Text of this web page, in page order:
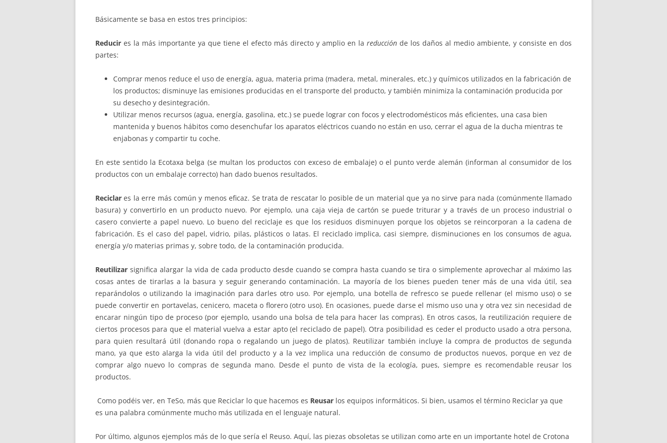
Básicamente se basa en estos tres principios:
Reducir es la más importante ya que tiene el efecto más directo y amplio en la reducción de los daños al medio ambiente, y consiste en dos
partes:
Comprar menos reduce el uso de energía, agua, materia prima (madera, metal, minerales, etc.) y químicos utilizados en la fabricación de
los productos; disminuye las emisiones producidas en el transporte del producto, y también minimiza la contaminación producida por
su desecho y desintegración.
Utilizar menos recursos (agua, energía, gasolina, etc.) se puede lograr con focos y electrodomésticos más eficientes, una casa bien
mantenida y buenos hábitos como desenchufar los aparatos eléctricos cuando no están en uso, cerrar el agua de la ducha mientras te
enjabonas y compartir tu coche.
En este sentido la Ecotaxa belga (se multan los productos con exceso de embalaje) o el punto verde alemán (informan al consumidor de los
productos con un embalaje correcto) han dado buenos resultados.
Reciclar es la erre más común y menos eficaz. Se trata de rescatar lo posible de un material que ya no sirve para nada (comúnmente llamado
basura) y convertirlo en un producto nuevo. Por ejemplo, una caja vieja de cartón se puede triturar y a través de un proceso industrial o
casero convierte a papel nuevo. Lo bueno del reciclaje es que los residuos disminuyen porque los objetos se reincorporan a la cadena de
fabricación. Es el caso del papel, vidrio, pilas, plásticos o latas. El reciclado implica, casi siempre, disminuciones en los consumos de agua,
energía y/o materias primas y, sobre todo, de la contaminación producida.
Reutilizar significa alargar la vida de cada producto desde cuando se compra hasta cuando se tira o simplemente aprovechar al máximo las
cosas antes de tirarlas a la basura y seguir generando contaminación. La mayoría de los bienes pueden tener más de una vida útil, sea
reparándolos o utilizando la imaginación para darles otro uso. Por ejemplo, una botella de refresco se puede rellenar (el mismo uso) o se
puede convertir en portavelas, cenicero, maceta o florero (otro uso). En ocasiones, puede darse el mismo uso una y otra vez sin necesidad de
encarar ningún tipo de proceso (por ejemplo, usando una bolsa de tela para hacer las compras). En otros casos, la reutilización requiere de
ciertos procesos para que el material vuelva a estar apto (el reciclado de papel). Otra posibilidad es ceder el producto usado a otra persona,
para quien resultará útil (donando ropa o regalando un juego de platos). Reutilizar también incluye la compra de productos de segunda
mano, ya que esto alarga la vida útil del producto y a la vez implica una reducción de consumo de productos nuevos, porque en vez de
comprar algo nuevo lo compras de segunda mano. Desde el punto de vista de la ecología, pues, siempre es recomendable reusar los
productos.
Como podéis ver, en TeSo, más que Reciclar lo que hacemos es Reusar los equipos informáticos. Si bien, usamos el término Reciclar ya que
es una palabra comúnmente mucho más utilizada en el lenguaje natural.
Por último, algunos ejemplos más de lo que sería el Reuso. Aquí, las piezas obsoletas se utilizan como arte en un importante hotel de Crotona